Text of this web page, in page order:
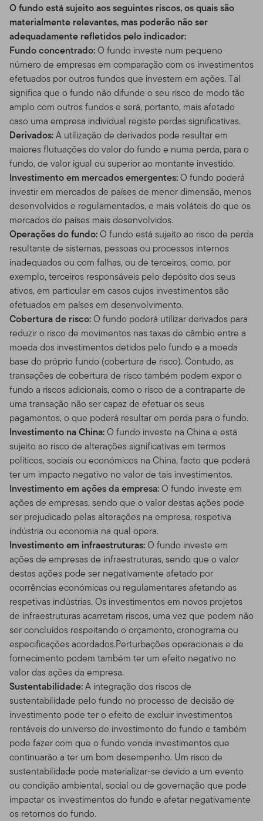
O fundo está sujeito aos seguintes riscos, os quais são
materialmente relevantes, mas poderão não ser
adequadamente refletidos pelo indicador:
Fundo concentrado:O fundo investe num pequeno
número de empresas em comparação com os investimentos
efetuados por outros fundos que investem em ações. Tal
significa que o fundo não difunde o seu risco de modo tão
amplo com outros fundos e será, portanto, mais afetado
caso uma empresa individual registe perdas significativas.
Derivados:A utilização de derivados pode resultar em
maiores flutuações do valor do fundo e numa perda, para o
fundo, de valor igual ou superior ao montante investido.
Investimento em mercados emergentes:O fundo poderá
investir em mercados de países de menor dimensão, menos
desenvolvidos e regulamentados, e mais voláteis do que os
mercados de países mais desenvolvidos.
Operações do fundo:O fundo está sujeito ao risco de perda
resultante de sistemas, pessoas ou processos internos
inadequados ou com falhas, ou de terceiros, como, por
exemplo, terceiros responsáveis pelo depósito dos seus
ativos, em particular em casos cujos investimentos são
efetuados em países em desenvolvimento.
Cobertura de risco:O fundo poderá utilizar derivados para
reduzir o risco de movimentos nas taxas de câmbio entre a
moeda dos investimentos detidos pelo fundo e a moeda
base do próprio fundo (cobertura de risco). Contudo, as
transações de cobertura de risco também podem expor o
fundo a riscos adicionais, como o risco de a contraparte de
uma transação não ser capaz de efetuar os seus
pagamentos, o que poderá resultar em perda para o fundo.
Investimento na China:O fundo investe na China e está
sujeito ao risco de alterações significativas em termos
políticos, sociais ou económicos na China, facto que poderá
ter um impacto negativo no valor de tais investimentos.
Investimento em ações da empresa:O fundo investe em
ações de empresas, sendo que o valor destas ações pode
ser prejudicado pelas alterações na empresa, respetiva
indústria ou economia na qual opera.
Investimento em infraestruturas:O fundo investe em
ações de empresas de infraestruturas, sendo que o valor
destas ações pode ser negativamente afetado por
ocorrências económicas ou regulamentares afetando as
respetivas indústrias. Os investimentos em novos projetos
de infraestruturas acarretam riscos, uma vez que podem não
ser concluídos respeitando o orçamento, cronograma ou
especificações acordados.Perturbações operacionais e de
fornecimento podem também ter um efeito negativo no
valor das ações da empresa.
Sustentabilidade:A integração dos riscos de
sustentabilidade pelo fundo no processo de decisão de
investimento pode ter o efeito de excluir investimentos
rentáveis ​​do universo de investimento do fundo e também
pode fazer com que o fundo venda investimentos que
continuarão a ter um bom desempenho. Um risco de
sustentabilidade pode materializar-se devido a um evento
ou condição ambiental, social ou de governação que pode
impactar os investimentos do fundo e afetar negativamente
os retornos do fundo.